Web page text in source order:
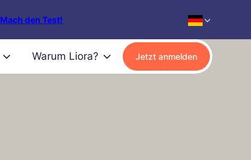
Mach den Test!
Warum Liora? Jetzt anmelden